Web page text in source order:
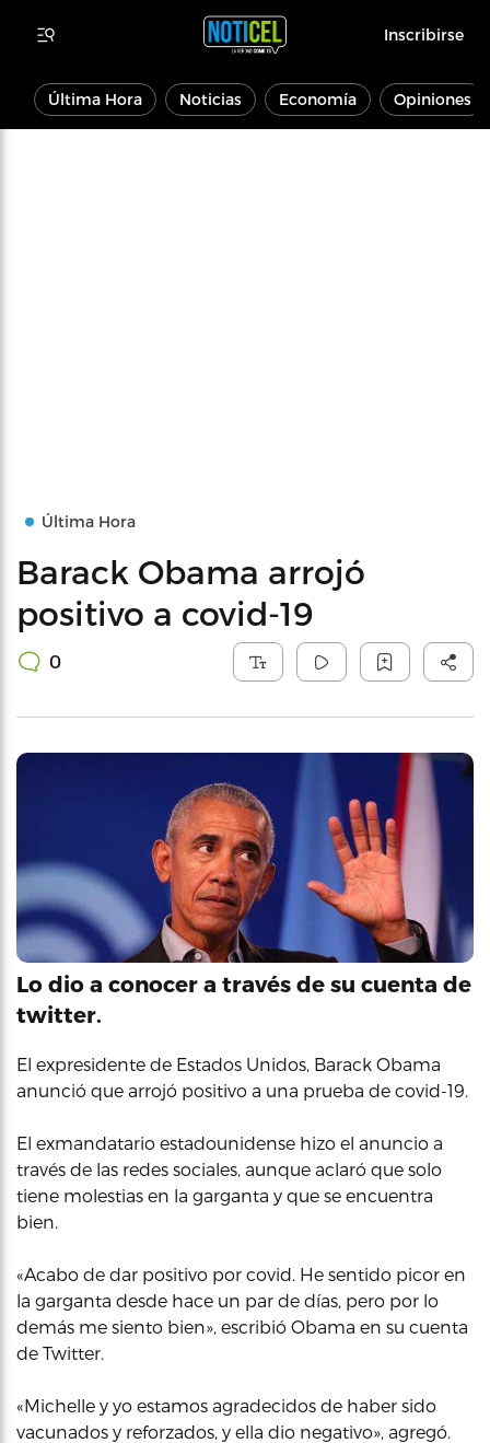
Inscribirse
Última Hora Noticias Economía Opiniones
Última Hora
Barack Obama arrojó
positivo a covid-19
0
Lo dio a conocer a través de su cuenta de
twitter.
El expresidente de Estados Unidos, Barack Obama
anunció que arrojó positivo a una prueba de covid-19.
El exmandatario estadounidense hizo el anuncio a
través de las redes sociales, aunque aclaró que solo
tiene molestias en la garganta y que se encuentra
bien.
«Acabo de dar positivo por covid. He sentido picor en
la garganta desde hace un par de días, pero por lo
demás me siento bien», escribió Obama en su cuenta
de Twitter.
«Michelle y yo estamos agradecidos de haber sido
vacunados y reforzados, y ella dio negativo», agregó.